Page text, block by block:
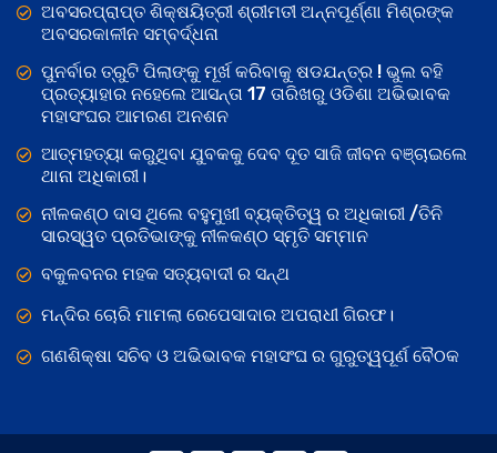
ଅବସରପ୍ରାପ୍ତ ଶିକ୍ଷୟିତ୍ରୀ ଶ୍ରୀମତୀ ଅନ୍ନପୂର୍ଣ୍ଣା ମିଶ୍ରଙ୍କ
ଅବସରକାଳୀନ ସମ୍ବର୍ଦ୍ଧନା
ପୁନର୍ବାର ତ୍ରୁଟି ପିଲାଙ୍କୁ ମୂର୍ଖ କରିବାକୁ ଷଡଯନ୍ତ୍ର ! ଭୁଲ ବହି
ପ୍ରତ୍ୟାହାର ନହେଲେ ଆସନ୍ତା 17 ତାରିଖରୁ ଓଡିଶା ଅଭିଭାବକ
ମହାସଂଘର ଆମରଣ ଅନଶନ
ଆତ୍ମହତ୍ୟା କରୁଥିବା ଯୁବକକୁ ଦେବ ଦୂତ ସାଜି ଜୀବନ ବଞ୍ଚାଇଲେ
ଥାନା ଅଧିକାରୀ।
ନୀଳକଣ୍ଠ ଦାସ ଥିଲେ ବହୁମୁଖୀ ବ୍ୟକ୍ତିତ୍ୱ ର ଅଧିକାରୀ /ତିନି
ସାରସ୍ୱତ ପ୍ରତିଭାଙ୍କୁ ନୀଳକଣ୍ଠ ସ୍ମୃତି ସମ୍ମାନ
ବକୁଳବନର ମହକ ସତ୍ୟବାଦୀ ର ସନ୍ଥ
ମନ୍ଦିର ଚୋରି ମାମଲା ରେପେସାଦାର ଅପରାଧୀ ଗିରଫ।
ଗଣଶିକ୍ଷା ସଚିବ ଓ ଅଭିଭାବକ ମହାସଂଘ ର ଗୁରୁତ୍ୱପୂର୍ଣ ବୈଠକ